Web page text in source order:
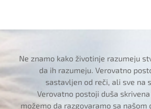
Ne znamo kako životinje razumeju
da ih razumeju. Verovatno
sastavljen od reči, ali sve na
Verovatno postoji duša
možemo da razgovaramo sa našom